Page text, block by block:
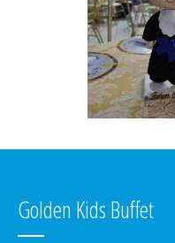
Golden Kids Buffet